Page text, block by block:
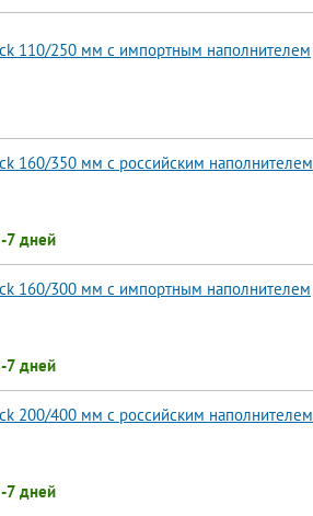
110/250 мм с импортным наполнителем
160/350 мм c российским наполнителем
7 дней
160/300 мм c импортным наполнителем
7 дней
200/400 мм c российским наполнителем
7 дней